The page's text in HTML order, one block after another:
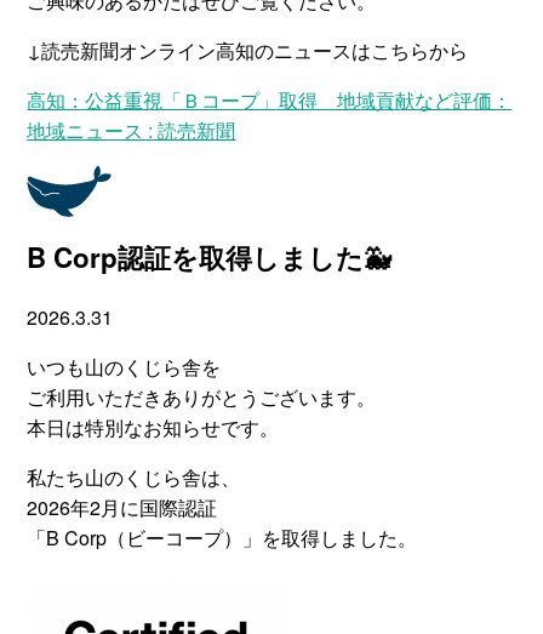
↓読売新聞オンライン高知のニュースはこちらから
高知：公益重視「Ｂコープ」取得 地域貢献など評価：
地域ニュース : 読売新聞
B Corp認証を取得しました🐳
2026.3.31
いつも山のくじら舎を
ご利用いただきありがとうございます。
本日は特別なお知らせです。
私たち山のくじら舎は、
2026年2月に国際認証
「B Corp（ビーコープ）」を取得しました。